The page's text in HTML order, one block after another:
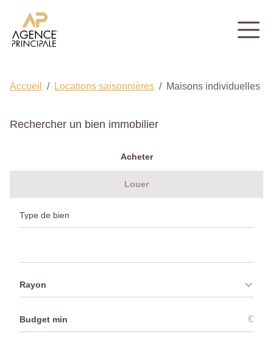
Accueil Locations saisonnières Maisons individuelles
Rechercher un bien immobilier
Acheter
Louer
Rayon
€